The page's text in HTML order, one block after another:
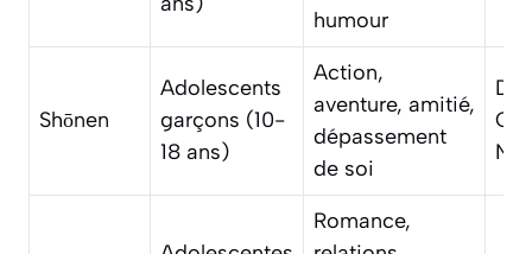
humour
Shōnen
Adolescents
garçons (10-
18 ans)
Action,
aventure, amitié,
dépassement
de soi
Romance,